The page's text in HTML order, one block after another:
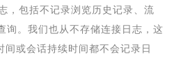
，包括不记录浏览历史记录、流
。我们也从不存储连接日志，这
或会话持续时间都不会记录日